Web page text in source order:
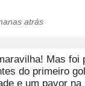
atrás
Mas
do primeiro
e um pavor